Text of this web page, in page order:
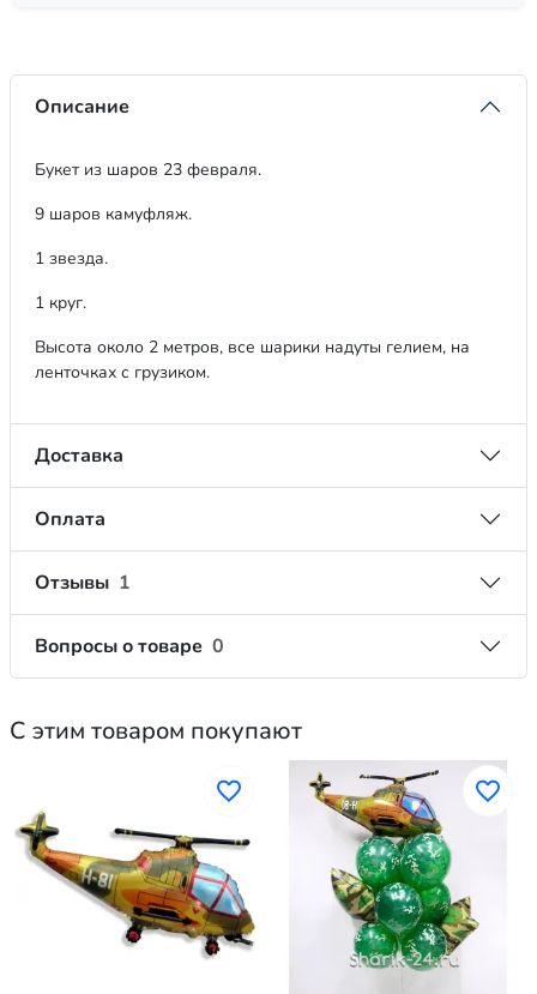
Описание
Букет из шаров 23 февраля.
9 шаров камуфляж.
1 звезда.
1 круг.
Высота около 2 метров, все шарики надуты гелием, на
ленточках с грузиком.
Доставка
Оплата
Отзывы 1
Вопросы о товаре 0
С этим товаром покупают